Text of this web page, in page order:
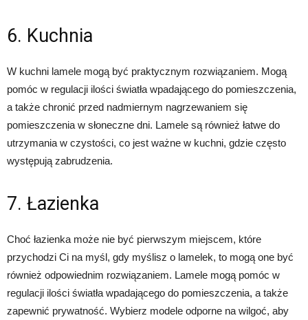
6. Kuchnia
W kuchni lamele mogą być praktycznym rozwiązaniem. Mogą
pomóc w regulacji ilości światła wpadającego do pomieszczenia,
a także chronić przed nadmiernym nagrzewaniem się
pomieszczenia w słoneczne dni. Lamele są również łatwe do
utrzymania w czystości, co jest ważne w kuchni, gdzie często
występują zabrudzenia.
7. Łazienka
Choć łazienka może nie być pierwszym miejscem, które
przychodzi Ci na myśl, gdy myślisz o lamelek, to mogą one być
również odpowiednim rozwiązaniem. Lamele mogą pomóc w
regulacji ilości światła wpadającego do pomieszczenia, a także
zapewnić prywatność. Wybierz modele odporne na wilgoć, aby